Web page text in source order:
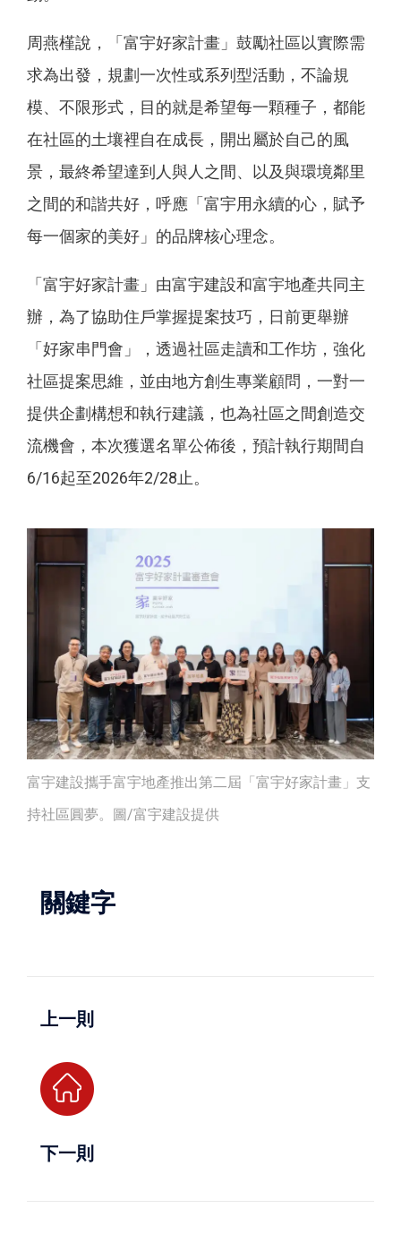
周燕槿說，「富宇好家計畫」鼓勵社區以實際需
求為出發，規劃一次性或系列型活動，不論規
模、不限形式，目的就是希望每一顆種子，都能
在社區的土壤裡自在成長，開出屬於自己的風
景，最終希望達到人與人之間、以及與環境鄰里
之間的和諧共好，呼應「富宇用永續的心，賦予
每一個家的美好」的品牌核心理念。
「富宇好家計畫」由富宇建設和富宇地產共同主
辦，為了協助住戶掌握提案技巧，日前更舉辦
「好家串門會」，透過社區走讀和工作坊，強化
社區提案思維，並由地方創生專業顧問，一對一
提供企劃構想和執行建議，也為社區之間創造交
流機會，本次獲選名單公佈後，預計執行期間自
6/16起至2026年2/28止。
富宇建設攜手富宇地產推出第二屆「富宇好家計畫」支
持社區圓夢。圖/富宇建設提供
關鍵字
上一則
下一則